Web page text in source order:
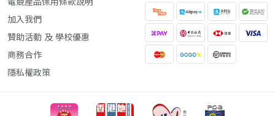
電競產品保用條款說明
加入我們
贊助活動 及 學校優惠
商務合作
隱私權政策